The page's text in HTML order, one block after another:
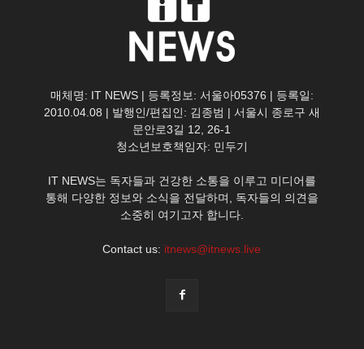
매체명: IT NEWS | 등록정보: 서울아05376 | 등록일:
2010.04.08 | 발행인/편집인: 김종범 | 서울시 종로구 새
문안로3길 12, 26-1
청소년보호책임자: 민두기
IT NEWS는 독자들과 건강한 소통을 이루고 미디어를
통해 다양한 정보와 소식을 전달하며, 독자들의 의견을
소중히 여기고자 합니다.
Contact us: itnews@itnews.live